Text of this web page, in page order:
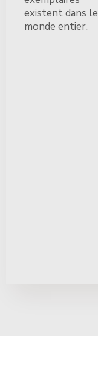
existent dans le
monde entier.